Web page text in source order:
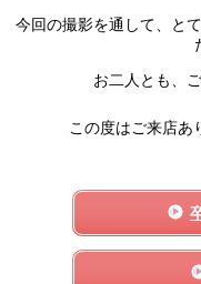
今回の撮影を通して、と
お二人とも、
この度はご来店あ